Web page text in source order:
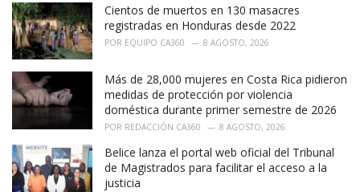
s
:
Cientos de muertos en 130 masacres
registradas en Honduras desde 2022
POR EQUIPO CA360 8 AGOSTO, 2026
Más de 28,000 mujeres en Costa Rica pidieron
medidas de protección por violencia
doméstica durante primer semestre de 2026
POR REDACCIÓN CA360 8 AGOSTO, 2026
Belice lanza el portal web oficial del Tribunal
de Magistrados para facilitar el acceso a la
justicia